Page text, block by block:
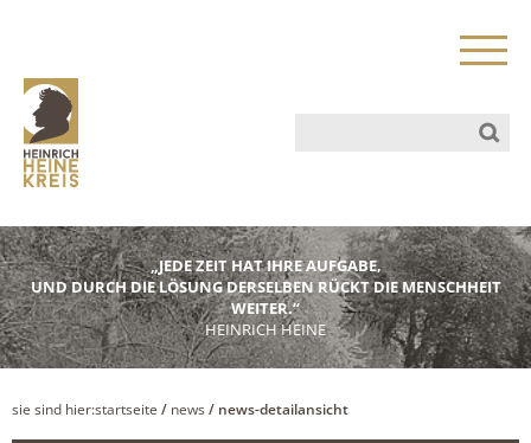
„JEDE ZEIT HAT IHRE AUFGABE,
UND DURCH DIE LÖSUNG DERSELBEN RÜCKT DIE MENSCHHEIT
WEITER.“
HEINRICH HEINE
sie sind hier:startseite / news/ news-detailansicht